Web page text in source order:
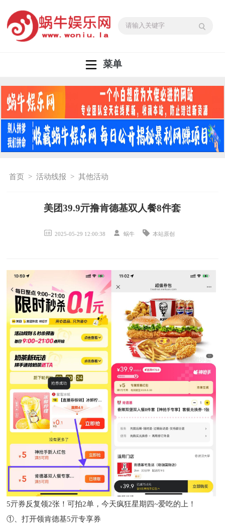
菜单
首页 >活动线报 >其他活动
美团39.9亓撸肯德基双人餐8件套
2025-05-29 12:00:38 蜗牛 本站原创
5亓券反复领2张！可拍2单，今天疯狂星期四~爱吃的上！
①、打开领肯德基5亓专享券